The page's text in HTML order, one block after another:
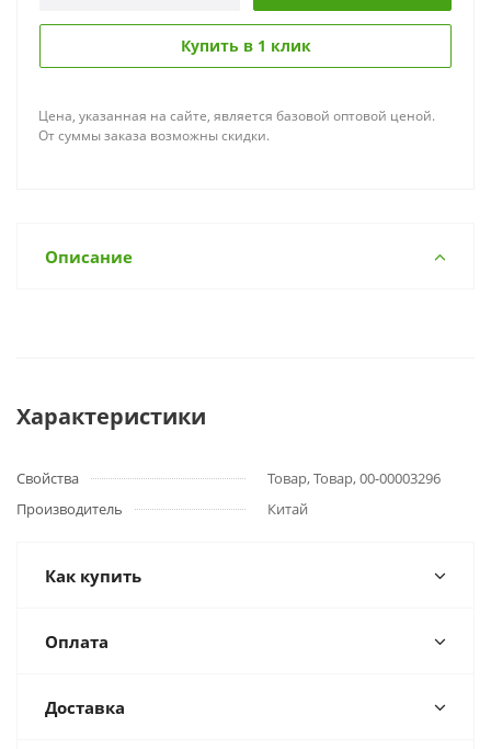
Купить в 1 клик
Цена, указанная на сайте, является базовой оптовой ценой.
От суммы заказа возможны скидки.
Описание
Характеристики
Свойства
Товар, Товар, 00-00003296
Производитель
Китай
Как купить
Оплата
Доставка